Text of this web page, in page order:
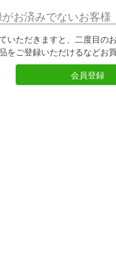
がお済みでないお客様
いただきますと、二度目の
をご登録いただけるなどお
会員登録